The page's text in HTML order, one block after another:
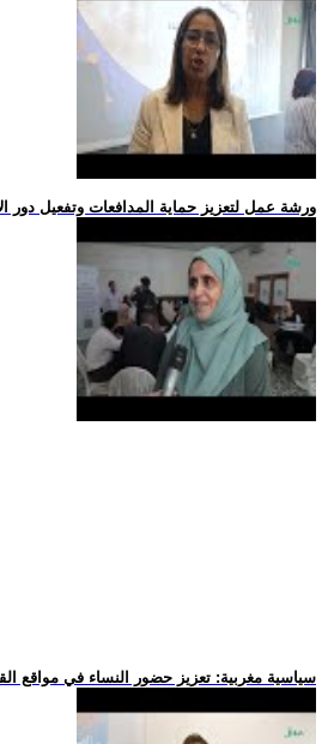
.. ورشة عمل لتعزيز حماية المدافعات وتفعيل دور
.. سياسية مغربية: تعزيز حضور النساء في مواقع